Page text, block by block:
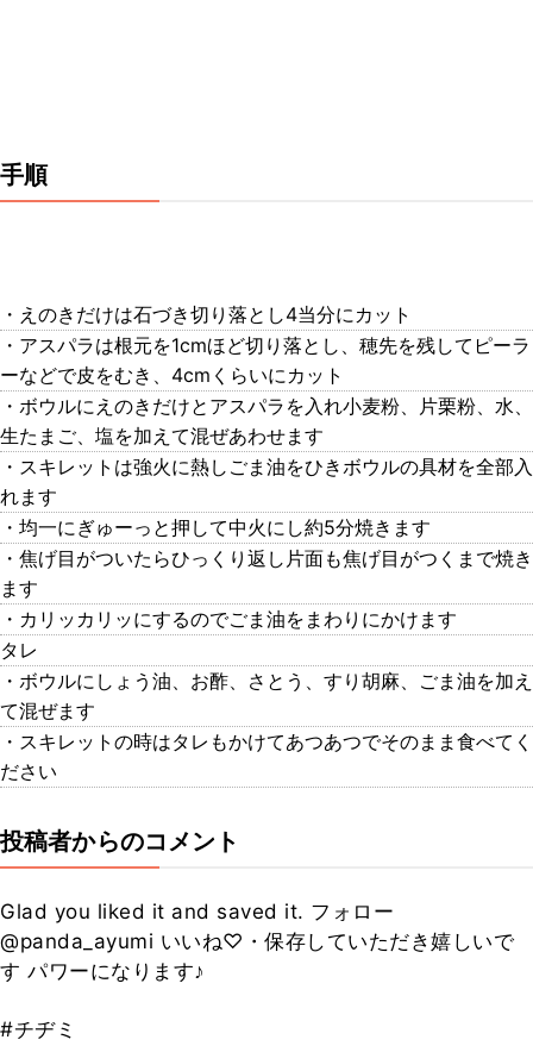
手順
・えのきだけは石づき切り落とし4当分にカット
・アスパラは根元を1cmほど切り落とし、穂先を残してピーラ
ーなどで皮をむき、4cmくらいにカット
・ボウルにえのきだけとアスパラを入れ小麦粉、片栗粉、水、
生たまご、塩を加えて混ぜあわせます
・スキレットは強火に熱しごま油をひきボウルの具材を全部入
れます
・均一にぎゅーっと押して中火にし約5分焼きます
・焦げ目がついたらひっくり返し片面も焦げ目がつくまで焼き
ます
・カリッカリッにするのでごま油をまわりにかけます
タレ
・ボウルにしょう油、お酢、さとう、すり胡麻、ごま油を加え
て混ぜます
・スキレットの時はタレもかけてあつあつでそのまま食べてく
ださい
投稿者からのコメント
Glad you liked it and saved it. フォロー
@panda_ayumi いいね♡・保存していただき嬉しいで
す パワーになります♪
#チヂミ